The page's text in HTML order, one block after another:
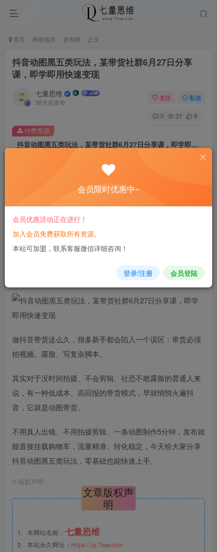
首页 网创项目 冒泡网 正文
抖音动图黑五类玩法，某带货社群6月27日分享
课，即学即用快速变现
七量思维
36天前发布
关注 私信
0 37 9
抖音动图黑五类玩法，某带货社群6月27日分享课，即学即用快速变现
8.8
免费
您当前未登录！建议登陆后购买，可保存购买订单
付费资源
做抖音带货这么久，很多新手都会陷入一个误区：带货必须
拍视频、露脸、写复杂脚本。
其实对于没时间拍摄、不会剪辑、社恐不敢露脸的普通人来
说，有一种低成本、高回报的带货模式，早就悄悄火遍抖
音，它就是动图带货。
不用真人出镜、不用拍摄剪辑、一条动图制作5分钟，发布就
能直接挂载购物车，流量精准、转化稳定，今天给大家分享
抖音动图黑五类玩法，零基础也能快速上手。
© 版权声明
文章版权声
明
1、本网站名称： 七量思维
2、本站永久网址： https://zy.7lsw.com
会员限时优惠中~
会员优惠活动正在进行！
加入会员免费获取所有资源。
本站可加盟，联系客服微信详细咨询！
登录/注册 会员登陆